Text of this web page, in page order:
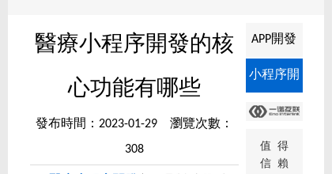
醫療小程序開發的核
心功能有哪些
發布時間：2023-01-29 瀏覽次數：
308
APP開發
小程序開
發
值得
信賴